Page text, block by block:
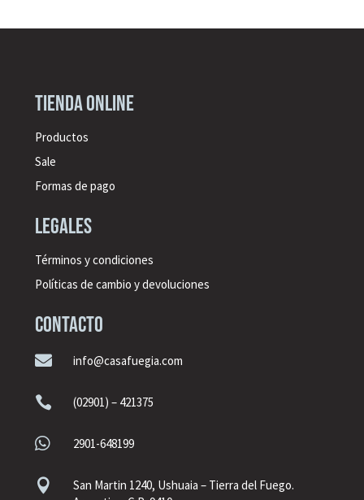
Tienda online
Productos
Sale
Formas de pago
legales
Términos y condiciones
Políticas de cambio y devoluciones
CONTACTO
 info@casafuegia.com
 (02901) – 421375
 2901-648199

San Martin 1240, Ushuaia – Tierra del Fuego.